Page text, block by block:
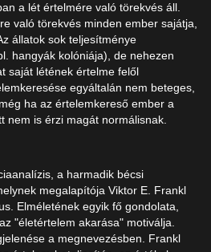
a lét értelmére való törekvés áll.
való törekvés minden ember sajátja,
állatok sok teljesítménye
hangyák kolóniája), de nehezen
saját létének értelme felől
egyáltalán nem beteges,
ha az értelemkereső ember a
nem is érzi magát normálisnak.
a harmadik bécsi
megalapítója Viktor E. Frankl
Elméletének egyik fő gondolata,
"életértelem akarása" motiválja.
a megnevezésben. Frankl